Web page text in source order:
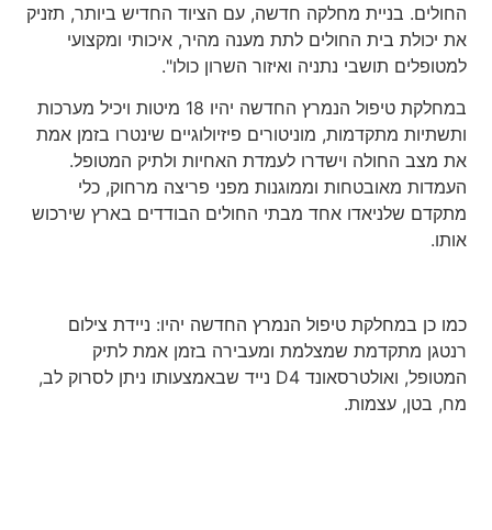
החולים. בניית מחלקה חדשה, עם הציוד החדיש ביותר, תזניק
את יכולת בית החולים לתת מענה מהיר, איכותי ומקצועי
למטופלים תושבי נתניה ואיזור השרון כולו".
במחלקת טיפול הנמרץ החדשה יהיו 18 מיטות ויכיל מערכות
ותשתיות מתקדמות, מוניטורים פיזיולוגיים שינטרו בזמן אמת
את מצב החולה וישדרו לעמדת האחיות ולתיק המטופל.
העמדות מאובטחות וממוגנות מפני פריצה מרחוק, כלי
מתקדם שלניאדו אחד מבתי החולים הבודדים בארץ שירכוש
אותו.
כמו כן במחלקת טיפול הנמרץ החדשה יהיו: ניידת צילום
רנטגן מתקדמת שמצלמת ומעבירה בזמן אמת לתיק
המטופל, ואולטרסאונד 4 D נייד שבאמצעותו ניתן לסרוק לב,
מח, בטן, עצמות.